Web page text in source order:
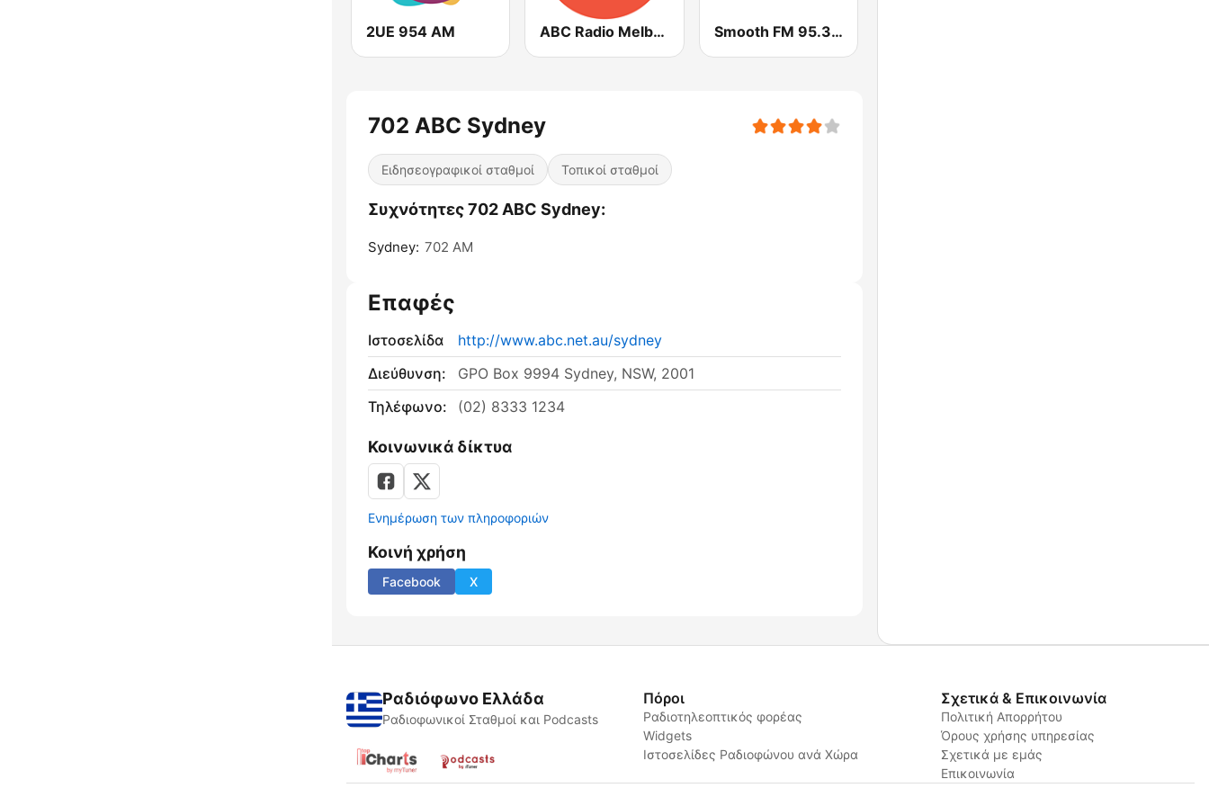
2UE 954 AM ABC Radio Melbourne Smooth FM 95.3 Sydney
702 ABC Sydney
Ειδησεογραφικοί σταθμοί Τοπικοί σταθμοί
Συχνότητες 702 ABC Sydney:
Sydney: 702 AM
Επαφές
Ιστοσελίδα
http://www.abc.net.au/sydney
Διεύθυνση:
GPO Box 9994 Sydney, NSW, 2001
Τηλέφωνο:
(02) 8333 1234
Κοινωνικά δίκτυα
Ενημέρωση των πληροφοριών
Κοινή χρήση
Facebook X
Ραδιόφωνο Ελλάδα
Ραδιοφωνικοί Σταθμοί και Podcasts
Πόροι
Ραδιοτηλεοπτικός φορέας
Widgets
Ιστοσελίδες Ραδιοφώνου ανά Χώρα
Σχετικά & Επικοινωνία
Πολιτική Απορρήτου
Όρους χρήσης υπηρεσίας
Σχετικά με εμάς
Επικοινωνία